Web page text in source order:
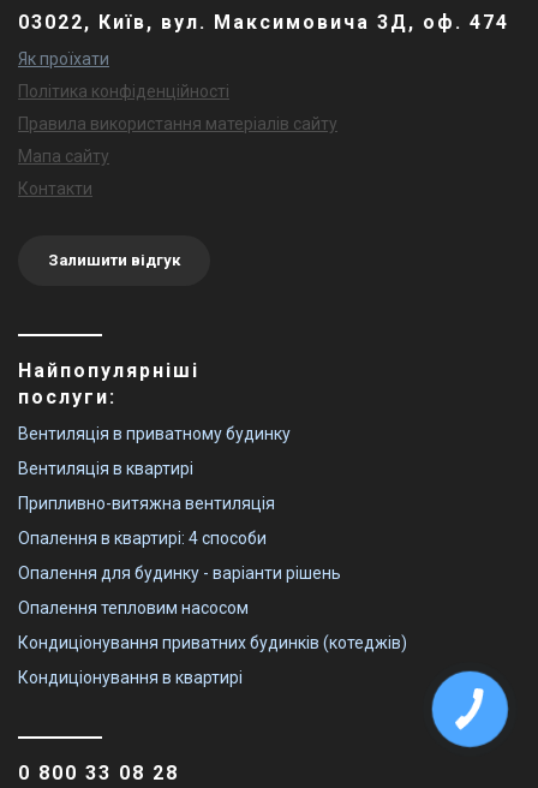
03022, Київ, вул. Максимовича 3Д, оф. 474
Як проїхати
Політика конфіденційності
Правила використання матеріалів сайту
Мапа сайту
Контакти
Залишити відгук
Найпопулярніші
послуги:
Вентиляція в приватному будинку
Вентиляція в квартирі
Припливно-витяжна вентиляція
Опалення в квартирі: 4 способи
Опалення для будинку - варіанти рішень
Опалення тепловим насосом
Кондиціонування приватних будинків (котеджів)
Кондиціонування в квартирі
0 800 33 08 28